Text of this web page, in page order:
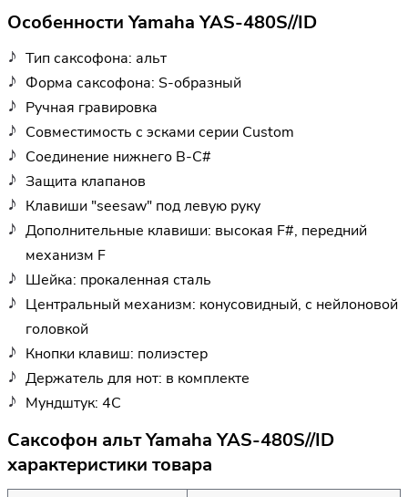
Особенности Yamaha YAS-480S//ID
Тип саксофона: альт
Форма саксофона: S-образный
Ручная гравировка
Совместимость с эсками серии Custom
Соединение нижнего B-C#
Защита клапанов
Клавиши "seesaw" под левую руку
Дополнительные клавиши: высокая F#, передний
механизм F
Шейка: прокаленная сталь
Центральный механизм: конусовидный, с нейлоновой
головкой
Кнопки клавиш: полиэстер
Держатель для нот: в комплекте
Мундштук: 4С
Саксофон альт Yamaha YAS-480S//ID
характеристики товара